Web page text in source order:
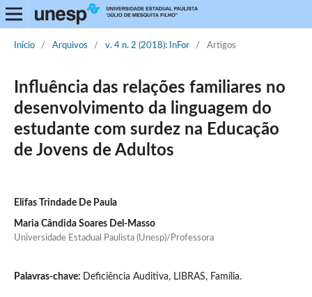
Início / Arquivos / v. 4 n. 2 (2018): InFor / Artigos
Influência das relações familiares no
desenvolvimento da linguagem do
estudante com surdez na Educação
de Jovens de Adultos
Elifas Trindade De Paula
Maria Cândida Soares Del-Masso
Universidade Estadual Paulista (Unesp)/Professora
Palavras-chave: Deficiência Auditiva, LIBRAS, Família.